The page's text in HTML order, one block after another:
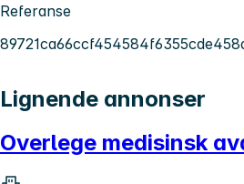
Referanse
Lignende annonser
Overlege medisinsk